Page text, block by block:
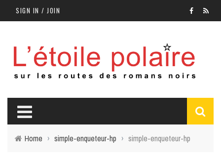
SIGN IN / JOIN
Home › simple-enqueteur-hp › simple-enqueteur-hp